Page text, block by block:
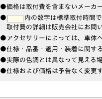
●価格は取付費を含まないメーカ
●
内の数字は標準取付時間
取付費の詳細は販売会社にお問
●アクセサリーによっては、車体
●仕様・品番・適用・装着に関す
●実際の色調とは異なって見える場
●仕様および価格は予告なく変更